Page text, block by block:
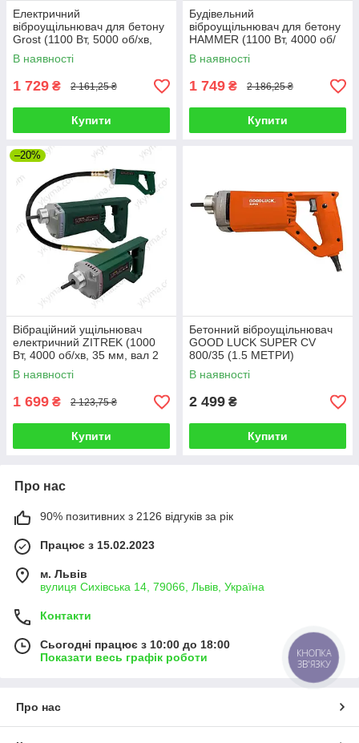
Електричний
віброущільнювач для бетону
Grost (1100 Вт, 5000 об/хв,
вал 2 м, діаметр
вібронакінечника 35 мм)
В наявності
1 729 ₴ 2 161,25 ₴
Купити
Будівельний
віброущільнювач для бетону
HAMMER (1100 Вт, 4000 об/
хв, 35 мм, вал 2 м)
В наявності
1 749 ₴ 2 186,25 ₴
Купити
–20%
Вібраційний ущільнювач
електричний ZITREK (1000
Вт, 4000 об/хв, 35 мм, вал 2
м)
В наявності
1 699 ₴ 2 123,75 ₴
Купити
Бетонний віброущільнювач
GOOD LUCK SUPER CV
800/35 (1.5 МЕТРИ)
В наявності
2 499 ₴
Купити
Про нас
90% позитивних з 2126 відгуків за рік
Працює з 15.02.2023
м. Львів
вулиця Сихівська 14, 79066, Львів, Україна
Контакти
Сьогодні працює з 10:00 до 18:00
Показати весь графік роботи
Про нас
КНОПКА
ЗВ'ЯЗКУ